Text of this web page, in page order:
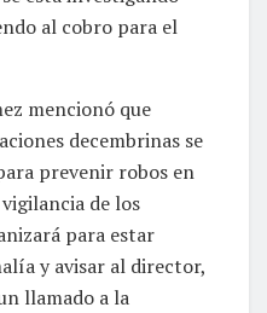
al cobro para el
mencionó que
decembrinas se
prevenir robos en
de los
para estar
y avisar al director,
llamado a la